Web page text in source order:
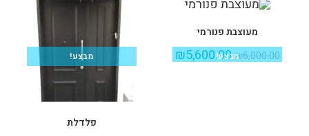
מבצע!
מעוצבת פנורמי
₪6,000.00
₪5,600.00 מבצע!
פלדלת